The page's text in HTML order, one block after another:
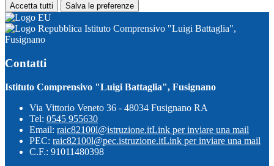
Accetta tutti Salva le preferenze
Istituto Comprensivo "Luigi Battaglia",
Fusignano
Contatti
Istituto Comprensivo "Luigi Battaglia", Fusignano
Via Vittorio Veneto 36 - 48034 Fusignano RA
Tel: 0545 955630
Email: raic82100l@istruzione.itLink per inviare una mail
PEC: raic82100l@pec.istruzione.itLink per inviare una mail
C.F.: 91011480398